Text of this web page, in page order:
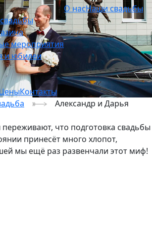
мероприятия
и юбилеи
О насНаши свадьбы
Контакты
Александр и Дарья
что подготовка свадьбы
принесёт много хлопот,
мы ещё раз развенчали этот миф!